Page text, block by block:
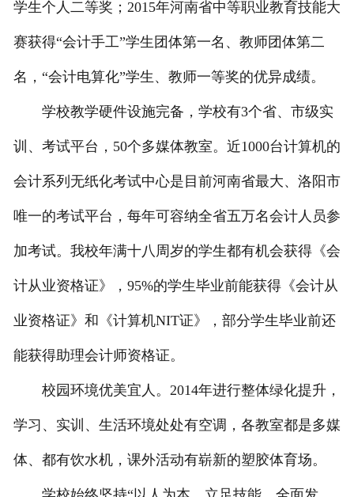
学生个人二等奖；2015年河南省中等职业教育技能大
赛获得“会计手工”学生团体第一名、教师团体第二
名，“会计电算化”学生、教师一等奖的优异成绩。
学校教学硬件设施完备，学校有3个省、市级实
训、考试平台，50个多媒体教室。近1000台计算机的
会计系列无纸化考试中心是目前河南省最大、洛阳市
唯一的考试平台，每年可容纳全省五万名会计人员参
加考试。我校年满十八周岁的学生都有机会获得《会
计从业资格证》，95%的学生毕业前能获得《会计从
业资格证》和《计算机NIT证》，部分学生毕业前还
能获得助理会计师资格证。
校园环境优美宜人。2014年进行整体绿化提升，
学习、实训、生活环境处处有空调，各教室都是多媒
体、都有饮水机，课外活动有崭新的塑胶体育场。